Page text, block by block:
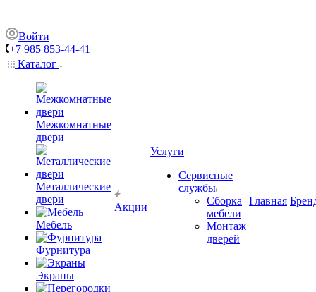
Войти
+7 985 853-44-41
Каталог
Межкомнатные
двери
Металлические
двери
Мебель
Фурнитура
Экраны
Акции
Услуги
Сервисные
службы
Сборка
мебели
Монтаж
дверей
Главная